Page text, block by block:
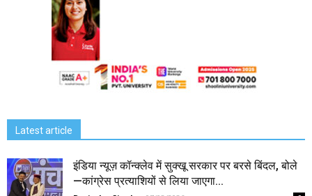
Latest article
इंडिया न्यूज़ कॉन्क्लेव में सुक्खू सरकार पर बरसे बिंदल, बोले
—कांग्रेस प्रत्याशियों से लिया जाएगा...